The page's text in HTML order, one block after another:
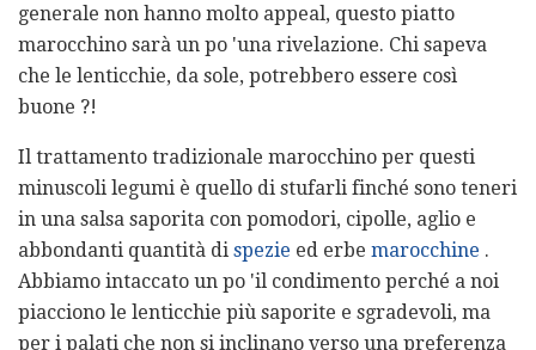
generale non hanno molto appeal, questo piatto
marocchino sarà un po 'una rivelazione. Chi sapeva
che le lenticchie, da sole, potrebbero essere così
buone ?!
Il trattamento tradizionale marocchino per questi
minuscoli legumi è quello di stufarli finché sono teneri
in una salsa saporita con pomodori, cipolle, aglio e
abbondanti quantità di spezie ed erbe marocchine .
Abbiamo intaccato un po 'il condimento perché a noi
piacciono le lenticchie più saporite e sgradevoli, ma
per i palati che non si inclinano verso una preferenza